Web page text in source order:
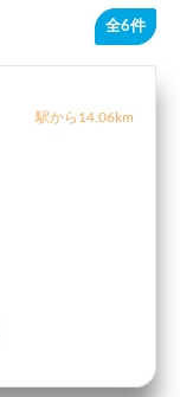
全6件
駅から14.06km